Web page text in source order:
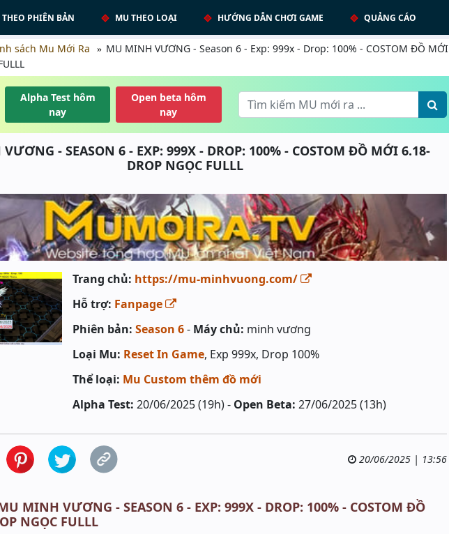
THEO PHIÊN BẢN MU THEO LOẠI HƯỚNG DẪN CHƠI GAME QUẢNG CÁO
sách Mu Mới Ra
MU MINH VƯƠNG - Season 6 - Exp: 999x - Drop: 100% - COSTOM ĐỒ MỚI
Alpha Test hôm
nay
Open beta hôm
nay
- SEASON 6 - EXP: 999X - DROP: 100% - COSTOM ĐỒ MỚI 6.18-
DROP NGỌC FULLL
Trang chủ: https://mu-minhvuong.com/
Hỗ trợ: Fanpage
Phiên bản: Season 6- Máy chủ: minh vương
Loại Mu: Reset In Game, Exp 999x, Drop 100%
Thể loại: Mu Custom thêm đồ mới
Alpha Test: 20/06/2025 (19h) - Open Beta: 27/06/2025 (13h)
20/06/2025 | 13:56
MINH VƯƠNG - SEASON 6 - EXP: 999X - DROP: 100% - COSTOM ĐỒ
NGỌC FULLL